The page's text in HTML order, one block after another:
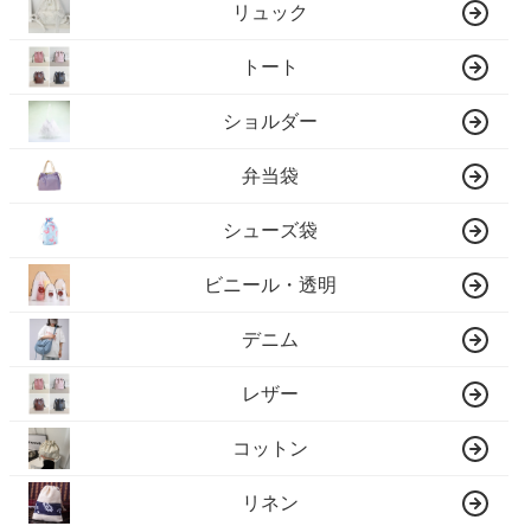
リュック
トート
ショルダー
弁当袋
シューズ袋
ビニール・透明
デニム
レザー
コットン
リネン